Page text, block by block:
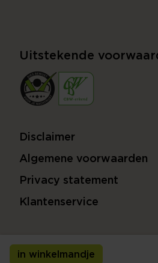
in winkelmandje
Uitstekende
Disclaimer
Algemene voorwaarden
Privacy statement
Klantenservice